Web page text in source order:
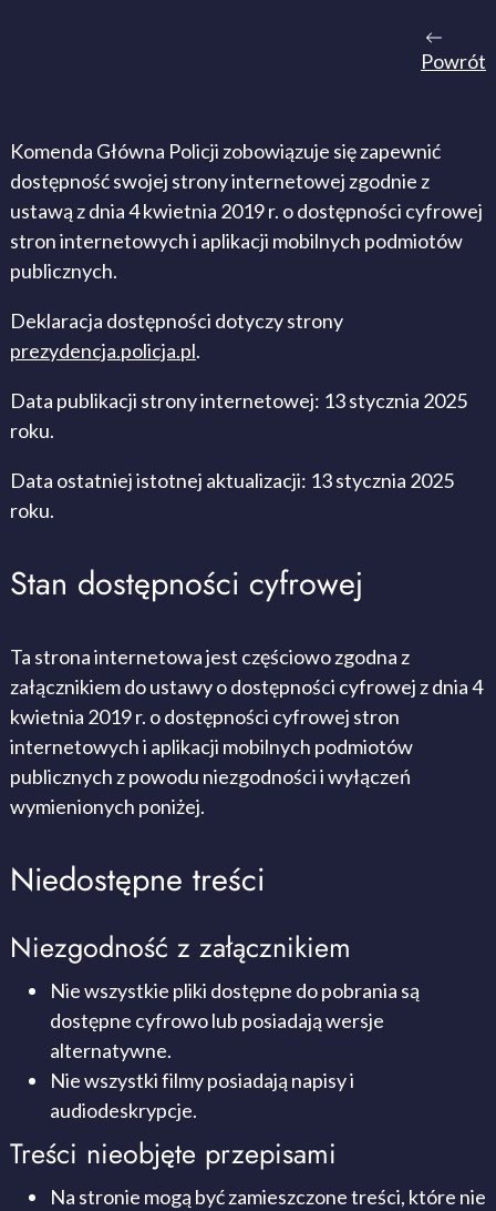
Powrót
Komenda Główna Policji zobowiązuje się zapewnić
dostępność swojej strony internetowej zgodnie z
ustawą z dnia 4 kwietnia 2019 r. o dostępności cyfrowej
stron internetowych i aplikacji mobilnych podmiotów
publicznych.
Deklaracja dostępności dotyczy strony
prezydencja.policja.pl.
Data publikacji strony internetowej: 13 stycznia 2025
roku.
Data ostatniej istotnej aktualizacji: 13 stycznia 2025
roku.
Stan dostępności cyfrowej
Ta strona internetowa jest częściowo zgodna z
załącznikiem do ustawy o dostępności cyfrowej z dnia 4
kwietnia 2019 r. o dostępności cyfrowej stron
internetowych i aplikacji mobilnych podmiotów
publicznych z powodu niezgodności i wyłączeń
wymienionych poniżej.
Niedostępne treści
Niezgodność z załącznikiem
Nie wszystkie pliki dostępne do pobrania są
dostępne cyfrowo lub posiadają wersje
alternatywne.
Nie wszystki filmy posiadają napisy i
audiodeskrypcje.
Treści nieobjęte przepisami
Na stronie mogą być zamieszczone treści, które nie